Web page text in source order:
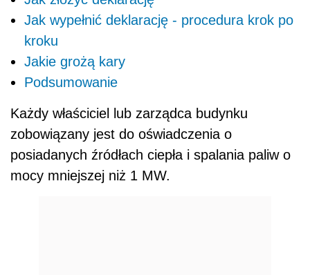
Jak wypełnić deklarację - procedura krok po
kroku
Jakie grożą kary
Podsumowanie
Każdy właściciel lub zarządca budynku
zobowiązany jest do oświadczenia o
posiadanych źródłach ciepła i spalania paliw o
mocy mniejszej niż 1 MW.